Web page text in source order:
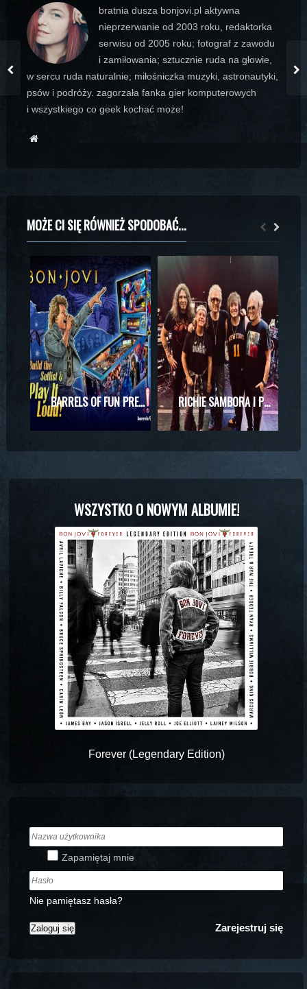
bratnia dusza bonjovi.pl aktywna
nieprzerwanie od 2003 roku, redaktorka
serwisu od 2005 roku; fotograf z zawodu
i zamiłowania; sztucznie ruda na głowie,
w sercu ruda naturalnie; miłośniczka muzyki, astronautyki,
psów i podróży. zagorzała fanka gier komputerowych
i wszystkiego co geek kochać może!
MOŻE CI SIĘ RÓWNIEŻ SPODOBAĆ...
BARRELS OF FUN PREZENTUJE MASZYNĘ DO PINBALLA Z MOTYWAMI BON JOVI RICHIE SAMBORA I PHIL X RAZEM NA SCENIE! WYJĄTKOWE SPOTKANIE PODCZAS KONCERTU KINGS OF CHAOS
WSZYSTKO O NOWYM ALBUMIE!
Forever (Legendary Edition)
Zapamiętaj mnie
Nie pamiętasz hasła?
Zarejestruj się